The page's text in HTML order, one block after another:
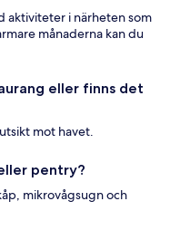
aktiviteter i närheten som
månaderna kan du
eller finns det
mot havet.
pentry?
mikrovågsugn och